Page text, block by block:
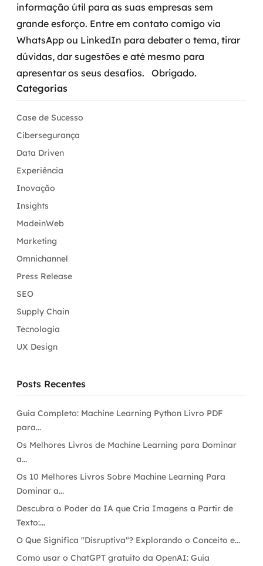
informação útil para as suas empresas sem
grande esforço. Entre em contato comigo via
WhatsApp ou LinkedIn para debater o tema, tirar
dúvidas, dar sugestões e até mesmo para
apresentar os seus desafios.
Obrigado.
Categorias
Case de Sucesso
Cibersegurança
Data Driven
Experiência
Inovação
Insights
MadeinWeb
Marketing
Omnichannel
Press Release
SEO
Supply Chain
Tecnologia
UX Design
Posts Recentes
Guia Completo: Machine Learning Python Livro PDF
para...
Os Melhores Livros de Machine Learning para Dominar
a...
Os 10 Melhores Livros Sobre Machine Learning Para
Dominar a...
Descubra o Poder da IA que Cria Imagens a Partir de
Texto:...
O Que Significa "Disruptiva"? Explorando o Conceito e...
Como usar o ChatGPT gratuito da OpenAI: Guia